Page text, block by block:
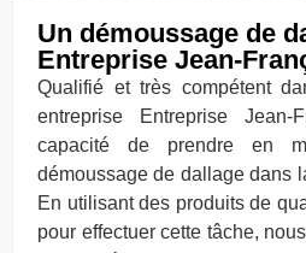
Un démoussage de
Entreprise Jean-
Qualifié et très compétent
entreprise Entreprise
capacité de prendre en
démoussage de dallage dans
En utilisant des produits de
pour effectuer cette tâche,